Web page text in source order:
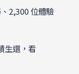
2,300 位體驗
生還，看